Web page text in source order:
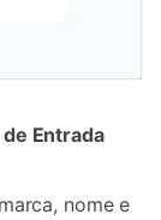
Entrada
nome e